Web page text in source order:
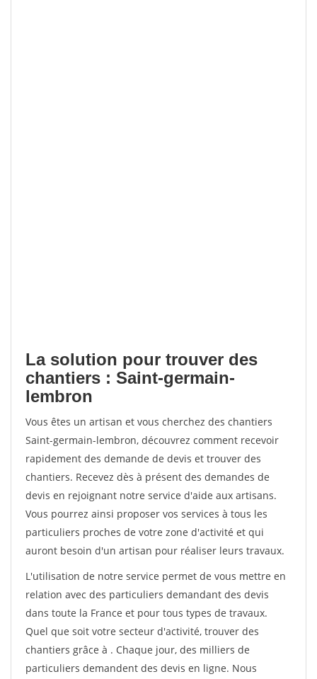
La solution pour trouver des
chantiers : Saint-germain-
lembron
Vous êtes un artisan et vous cherchez des chantiers
Saint-germain-lembron, découvrez comment recevoir
rapidement des demande de devis et trouver des
chantiers. Recevez dès à présent des demandes de
devis en rejoignant notre service d'aide aux artisans.
Vous pourrez ainsi proposer vos services à tous les
particuliers proches de votre zone d'activité et qui
auront besoin d'un artisan pour réaliser leurs travaux.
L'utilisation de notre service permet de vous mettre en
relation avec des particuliers demandant des devis
dans toute la France et pour tous types de travaux.
Quel que soit votre secteur d'activité, trouver des
chantiers grâce à . Chaque jour, des milliers de
particuliers demandent des devis en ligne. Nous